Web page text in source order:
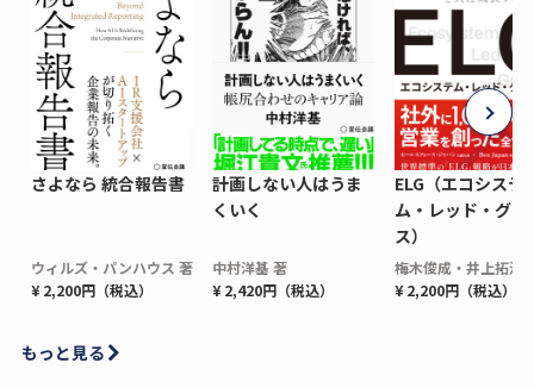
さよなら 統合報告書
ウィルズ・パンハウス 著
¥ 2,200円（税込）
計画しない人はうま
くいく
中村洋基 著
¥ 2,420円（税込）
ELG（エコシステ
ム・レッド・グロ
ス）
梅木俊成・井上拓海
¥ 2,200円（税込）
もっと見る